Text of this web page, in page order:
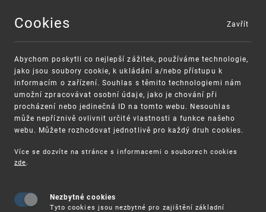
MENU
VAROVÁNÍ
Finanční podpora
Cookies
Abychom poskytli co nejlepší zážitek, používáme technologie,
jako jsou soubory cookie, k ukládání a/nebo přístupu k
informacím o zařízení. Souhlas s těmito technologiemi nám
umožní zpracovávat osobní údaje, jako je chování při
procházení nebo jedinečná ID na tomto webu. Nesouhlas
může nepříznivě ovlivnit určité vlastnosti a funkce našeho
webu. Můžete rozhodovat jednotlivě pro každý druh cookies.
Více se dozvíte na stránce s informacemi o souborech cookies
zde.
Nezbytné cookies
Tyto cookies jsou nezbytné pro zajištění základní
Zavřít